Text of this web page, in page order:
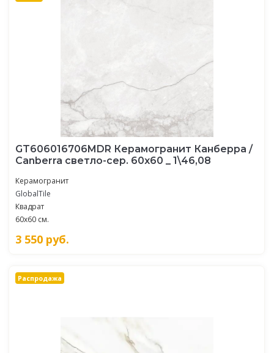
GT606016706MDR Керамогранит Канберра /
Canberra светло-сер. 60x60 _ 1\46,08
Керамогранит
GlobalTile
Квадрат
60x60 см.
3 550 руб.
Распродажа